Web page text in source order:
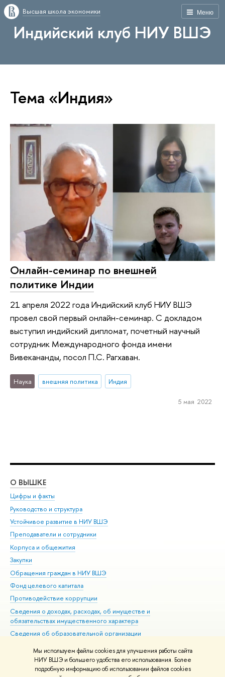
Мы используем файлы cookies для улучшения работы сайта
НИУ ВШЭ и большего удобства его использования. Более
подробную информацию об использовании файлов cookies
Меню
Высшая школа экономики
Индийский клуб НИУ ВШЭ
Тема «Индия»
Онлайн-семинар по внешней
политике Индии
21 апреля 2022 года Индийский клуб НИУ ВШЭ
провел свой первый онлайн-семинар. С докладом
выступил индийский дипломат, почетный научный
сотрудник Международного фонда имени
Вивекананды, посол П.С. Рагхаван.
Наука внешняя политика Индия
5 мая 2022
О ВЫШКЕ
Цифры и факты
Руководство и структура
Устойчивое развитие в НИУ ВШЭ
Преподаватели и сотрудники
Корпуса и общежития
Закупки
Обращения граждан в НИУ ВШЭ
Фонд целевого капитала
Противодействие коррупции
Сведения о доходах, расходах, об имуществе и
обязательствах имущественного характера
Сведения об образовательной организации
Людям с ограниченными возможностями здоровья
Единая платежная страница
Работа в Вышке